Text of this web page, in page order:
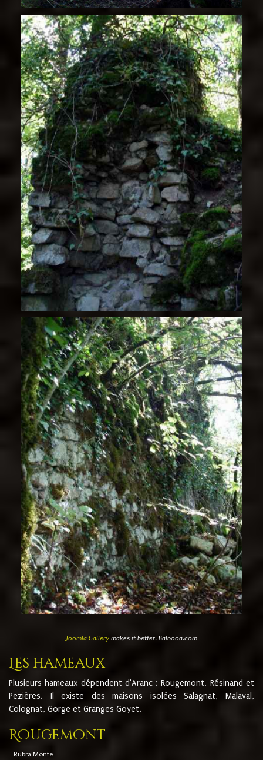
Joomla Gallerymakes it better. Balbooa.com
Les hameaux
Plusieurs hameaux dépendent d'Aranc : Rougemont, Résinand et
Pezières. Il existe des maisons isolées Salagnat, Malaval,
Colognat, Gorge et Granges Goyet.
Rougemont
Rubra Monte